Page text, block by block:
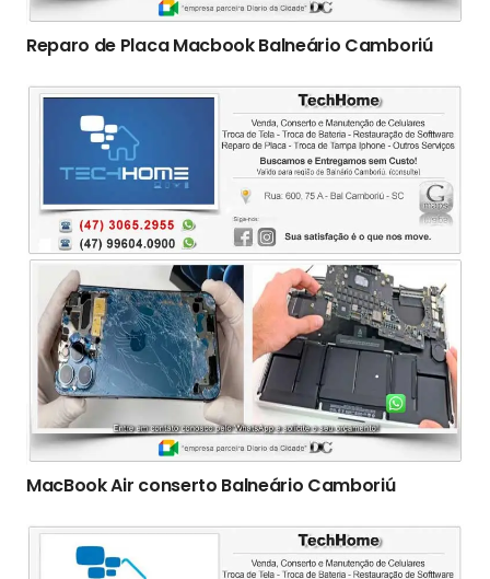
Reparo de Placa Macbook Balneário Camboriú
MacBook Air conserto Balneário Camboriú